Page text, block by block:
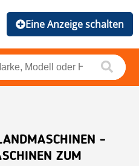
Eine Anzeige schalten
-
ZUM